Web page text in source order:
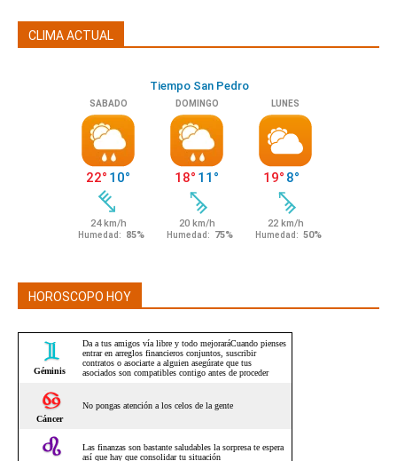
CLIMA ACTUAL
HOROSCOPO HOY